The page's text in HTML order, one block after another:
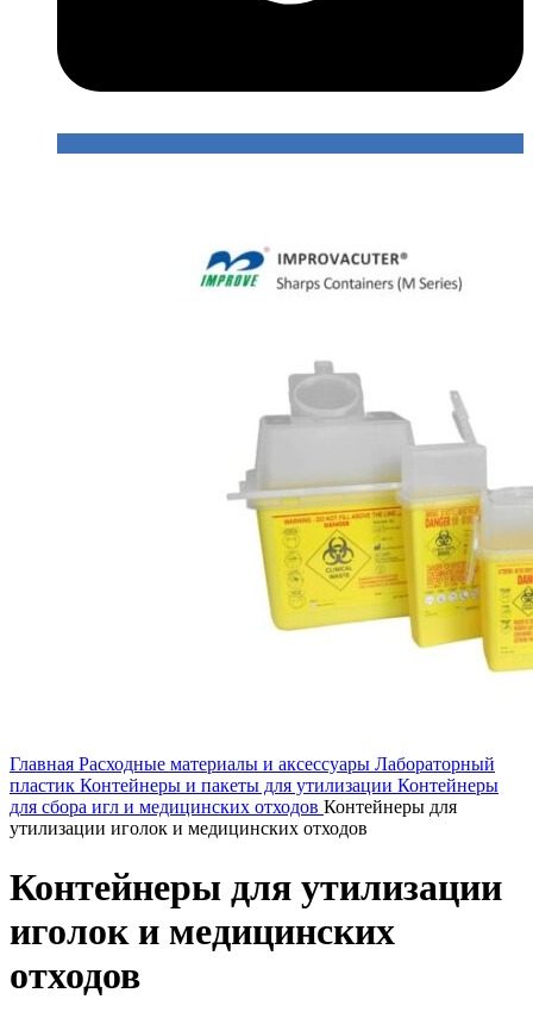
Главная Расходные материалы и аксессуары Лабораторный
пластик Контейнеры и пакеты для утилизации Контейнеры
для сбора игл и медицинских отходов Контейнеры для
утилизации иголок и медицинских отходов
Контейнеры для утилизации
иголок и медицинских
отходов